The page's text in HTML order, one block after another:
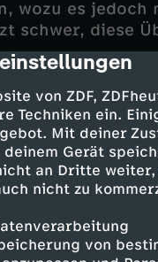
von ZDF,
Techniken ein.
Mit deiner
Gerät
an Dritte
nicht zu
von
wozu es
schwer, diese
Graf unter
nicht gut. Bei
Prozess
für die